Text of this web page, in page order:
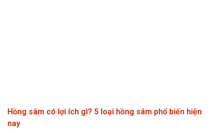
Hồng sâm có lợi ích gì? 5 loại hồng sâm phổ biến hiện
nay